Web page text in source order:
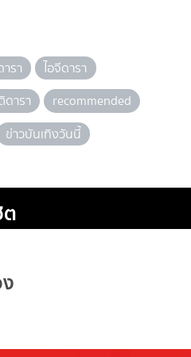
รา
ไอจีดารา
ดารา
recommended
ข่าวบันเทิงวันนี้